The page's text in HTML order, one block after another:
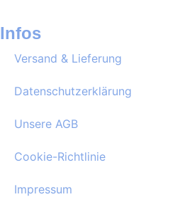
Infos
Versand & Lieferung
Datenschutzerklärung
Unsere AGB
Cookie-Richtlinie
Impressum